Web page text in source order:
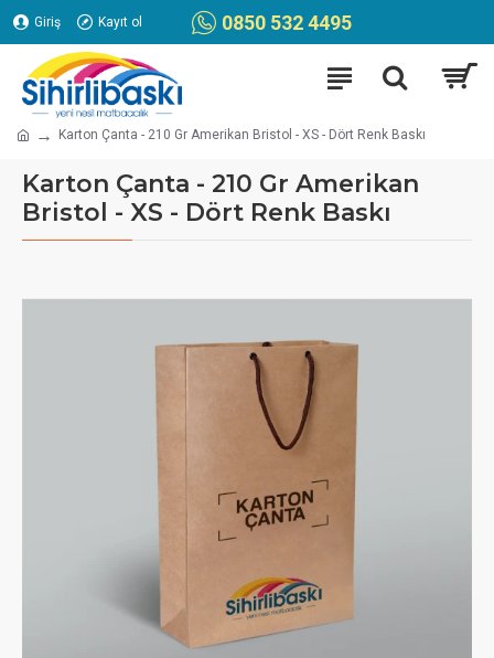
Giriş Kayıt ol 0850 532 4495
Karton Çanta - 210 Gr Amerikan Bristol - XS - Dört Renk Baskı
Karton Çanta - 210 Gr Amerikan
Bristol - XS - Dört Renk Baskı